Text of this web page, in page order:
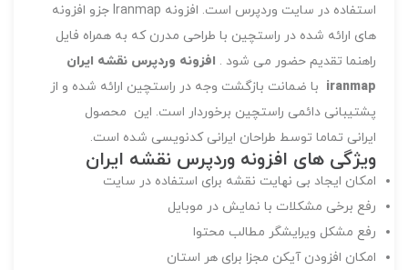
استفاده در سایت وردپرس است. افزونه Iranmap جزو افزونه
های ارائه شده در راستچین با طراحی مدرن که به همراه فایل
راهنما تقدیم حضور می شود . افزونه وردپرس نقشه ایران
iranmap با ضمانت بازگشت وجه در راستچین ارائه شده و از
پشتیبانی دائمی راستچین برخوردار است. این محصول
ایرانی تماما توسط طراحان ایرانی کدنویسی شده است.
ویژگی های افزونه وردپرس نقشه ایران
امکان ایجاد بی نهایت نقشه برای استفاده در سایت
رفع برخی مشکلات با نمایش در موبایل
رفع مشکل ویرایشگر مطالب محتوا
امکان افزودن آیکن مجزا برای هر استان